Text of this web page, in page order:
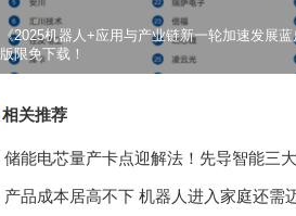
《2025机器人+应用与产业链新一轮加速发展
版限免下载！
相关推荐
储能电芯量产卡点迎解法！先导智能三
产品成本居高不下 机器人进入家庭还需